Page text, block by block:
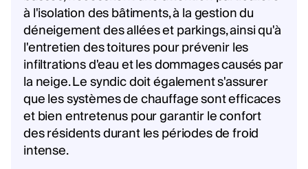
à l'isolation des bâtiments, à la gestion du
déneigement des allées et parkings, ainsi qu'à
l'entretien des toitures pour prévenir les
infiltrations d'eau et les dommages causés par
la neige. Le syndic doit également s'assurer
que les systèmes de chauffage sont efficaces
et bien entretenus pour garantir le confort
des résidents durant les périodes de froid
intense.